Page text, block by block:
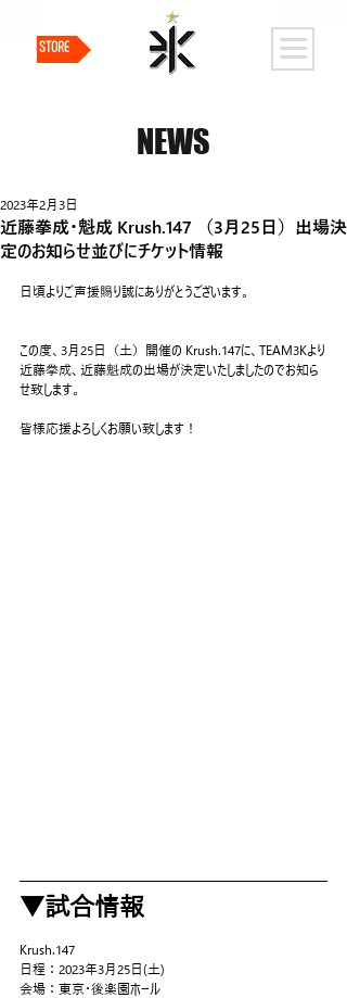
STORE
NEWS
近藤拳成・魁成 Krush.147 （3月25日）出場決
定のお知らせ並びにチケット情報
2023年2月3日
日頃よりご声援賜り誠にありがとうございます。
この度、3月25日（土）開催の Krush.147に、TEAM3Kより
近藤拳成、近藤魁成の出場が決定いたしましたのでお知ら
せ致します。
皆様応援よろしくお願い致します！
▼試合情報
Krush.147
日程：2023年3月25日(土)
会場：東京・後楽園ホール